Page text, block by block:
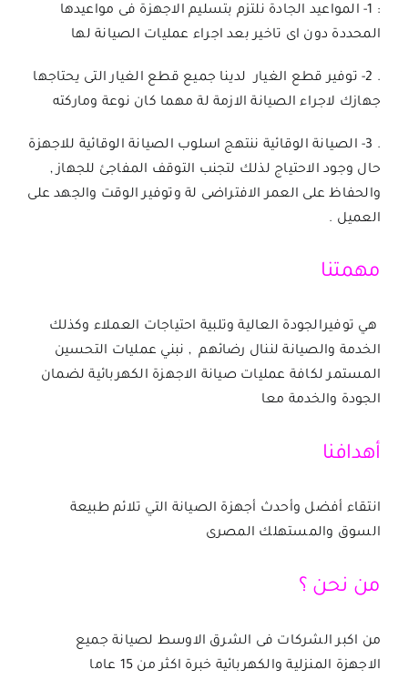
: 1- المواعيد الجادة نلتزم بتسليم الاجهزة فى مواعيدها
المحددة دون اى تاخير بعد اجراء عمليات الصيانة لها
. 2- توفير قطع الغيار لدينا جميع قطع الغيار التى يحتاجها
جهازك لاجراء الصيانة الازمة لة مهما كان نوعة وماركته
. 3- الصيانة الوقائية ننتهج اسلوب الصيانة الوقائية للاجهزة
حال وجود الاحتياج لذلك لتجنب التوقف المفاجئ للجهاز ,
والحفاظ على العمر الافتراضى لة وتوفير الوقت والجهد على
العميل .
مهمتنا
هي توفيرالجودة العالية وتلبية احتياجات العملاء وكذلك
الخدمة والصيانة لننال رضائهم , نبني عمليات التحسين
المستمر لكافة عمليات صيانة الاجهزة الكهربائية لضمان
الجودة والخدمة معا
أهدافنا
انتقاء أفضل وأحدث أجهزة الصيانة التي تلائم طبيعة
السوق والمستهلك المصرى
من نحن ؟
من اكبر الشركات فى الشرق الاوسط لصيانة جميع
الاجهزة المنزلية والكهربائية خبرة اكثر من 15 عاما